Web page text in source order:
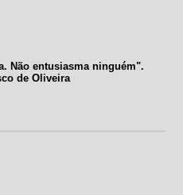
Não entusiasma ninguém".
de Oliveira